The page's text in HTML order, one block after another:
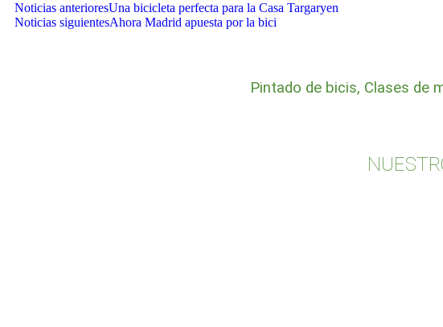
Noticias anterioresUna bicicleta perfecta para la Casa Targaryen
Noticias siguientesAhora Madrid apuesta por la bici
Pintado de bicis, Clases de